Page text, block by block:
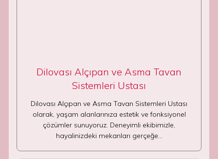
Dilovası Alçıpan ve Asma Tavan
Sistemleri Ustası
Dilovası Alçıpan ve Asma Tavan Sistemleri Ustası
olarak, yaşam alanlarınıza estetik ve fonksiyonel
çözümler sunuyoruz. Deneyimli ekibimizle,
hayalinizdeki mekanları gerçeğe…